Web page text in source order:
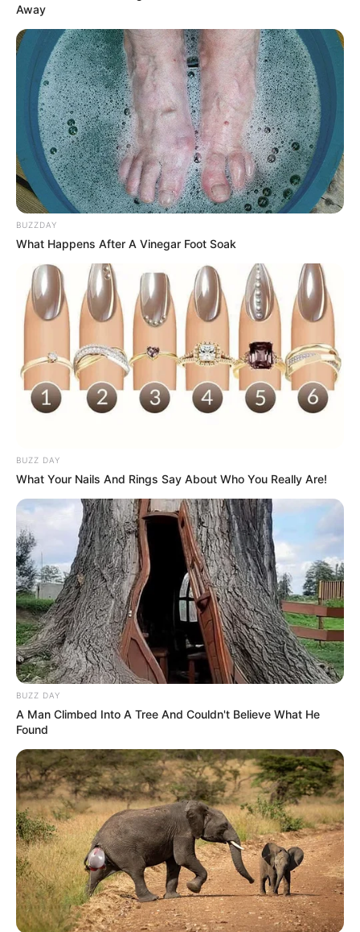
Away
BUZZDAY
What Happens After A Vinegar Foot Soak
BUZZ DAY
What Your Nails And Rings Say About Who You Really Are!
BUZZ DAY
A Man Climbed Into A Tree And Couldn't Believe What He
Found